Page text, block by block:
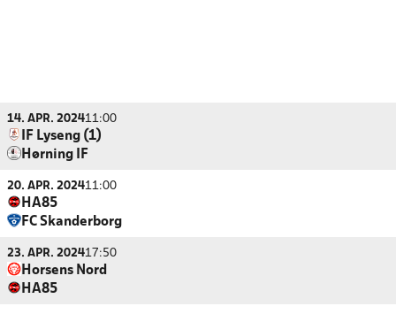
14. APR. 202411:00
IF Lyseng (1)
Hørning IF
20. APR. 202411:00
HA85
FC Skanderborg
23. APR. 202417:50
Horsens Nord
HA85